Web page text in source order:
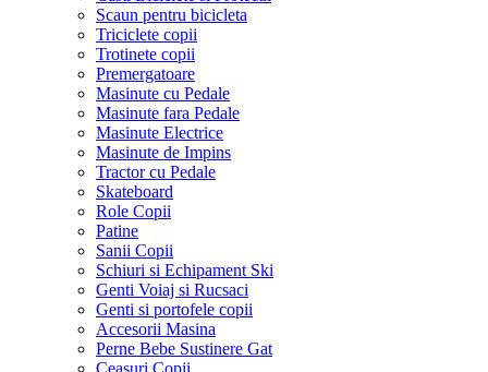
Scaun pentru bicicleta
Triciclete copii
Trotinete copii
Premergatoare
Masinute cu Pedale
Masinute fara Pedale
Masinute Electrice
Masinute de Impins
Tractor cu Pedale
Skateboard
Role Copii
Patine
Sanii Copii
Schiuri si Echipament Ski
Genti Voiaj si Rucsaci
Genti si portofele copii
Accesorii Masina
Perne Bebe Sustinere Gat